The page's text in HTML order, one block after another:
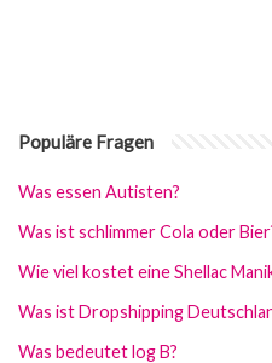
Populäre Fragen
Was essen Autisten?
Was ist schlimmer Cola oder
Wie viel kostet eine Shellac
Was ist Dropshipping
Was bedeutet log B?